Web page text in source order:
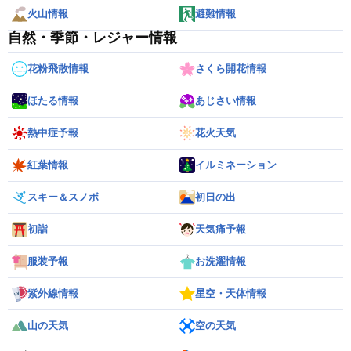
火山情報 避難情報
自然・季節・レジャー情報
花粉飛散情報 さくら開花情報
ほたる情報 あじさい情報
熱中症予報 花火天気
紅葉情報 イルミネーション
スキー＆スノボ 初日の出
初詣 天気痛予報
服装予報 お洗濯情報
紫外線情報 星空・天体情報
山の天気 空の天気